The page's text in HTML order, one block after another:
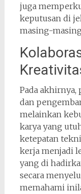
juga
keputusan di
masing-
Pada akhirnya,
dan
melainkan
karya yang
ketepatan
kerja menjadi
yang di
secara
memahami